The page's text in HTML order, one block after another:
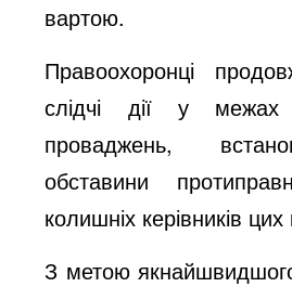
вартою.
Правоохоронці
слідчі дії у межах
проваджень,
обставини
колишніх керівників
З метою